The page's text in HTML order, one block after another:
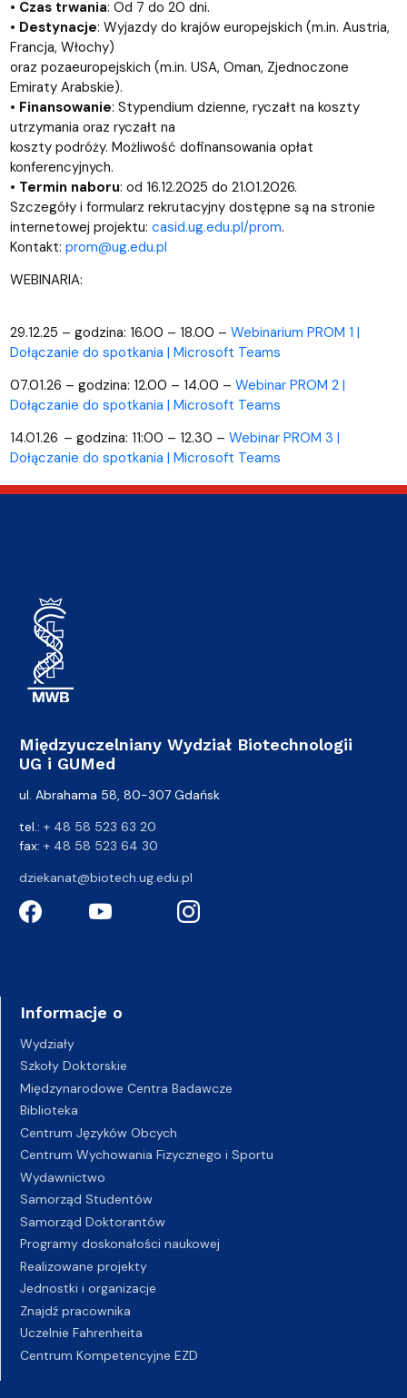
• Czas trwania: Od 7 do 20 dni.
• Destynacje: Wyjazdy do krajów europejskich (m.in. Austria,
Francja, Włochy)
oraz pozaeuropejskich (m.in. USA, Oman, Zjednoczone
Emiraty Arabskie).
• Finansowanie: Stypendium dzienne, ryczałt na koszty
utrzymania oraz ryczałt na
koszty podróży. Możliwość dofinansowania opłat
konferencyjnych.
• Termin naboru: od 16.12.2025 do 21.01.2026.
Szczegóły i formularz rekrutacyjny dostępne są na stronie
internetowej projektu: casid.ug.edu.pl/prom.
Kontakt: prom@ug.edu.pl
WEBINARIA:
29.12.25 – godzina: 16.00 – 18.00 – Webinarium PROM 1 |
Dołączanie do spotkania | Microsoft Teams
07.01.26 – godzina: 12.00 – 14.00 – Webinar PROM 2 |
Dołączanie do spotkania | Microsoft Teams
14.01.26 – godzina: 11:00 – 12.30 – Webinar PROM 3 |
Dołączanie do spotkania | Microsoft Teams
Międzyuczelniany Wydział Biotechnologii
UG i GUMed
ul. Abrahama 58, 80-307 Gdańsk
tel.: + 48 58 523 63 20
fax: + 48 58 523 64 30
dziekanat@biotech.ug.edu.pl
Informacje o
Wydziały
Szkoły Doktorskie
Międzynarodowe Centra Badawcze
Biblioteka
Centrum Języków Obcych
Centrum Wychowania Fizycznego i Sportu
Wydawnictwo
Samorząd Studentów
Samorząd Doktorantów
Programy doskonałości naukowej
Realizowane projekty
Jednostki i organizacje
Znajdź pracownika
Uczelnie Fahrenheita
Centrum Kompetencyjne EZD